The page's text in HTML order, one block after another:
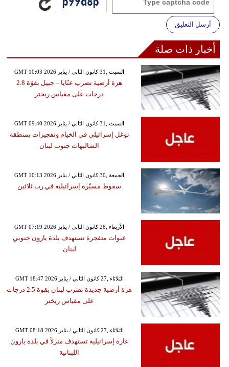
أرسل التعليق
أخبار ذات صلة
GMT 10:03 2026 السبت ,31 كانون الثاني / يناير
هزة أرضية تضرب عنّايا – جبيل بقوّة 2.8
درجات على مقياس ريختر
GMT 09:40 2026 السبت ,31 كانون الثاني / يناير
توغل إسرائيلي في الخيام وتفجيرات بمنطقة
الشاليهات جنوب لبنان
GMT 10:13 2026 الجمعة ,30 كانون الثاني / يناير
سقوط مسيّرة إسرائيلية في رب ثلاثين
GMT 07:19 2026 الأربعاء ,28 كانون الثاني / يناير
عبوات متفجرة تستهدف بلدة يارون جنوبي
لبنان
GMT 18:47 2026 الثلاثاء ,27 كانون الثاني / يناير
هزة أرضية جديدة تضرب لبنان بقوة 2.5 درجات
على مقياس ريختر
GMT 08:18 2026 الثلاثاء ,27 كانون الثاني / يناير
غارة إسرائيلية تستهدف منزلاً في بلدة يارون
اللبنانية